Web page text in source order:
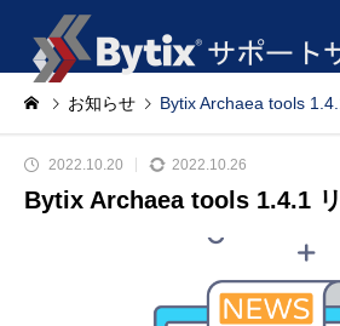
お知らせ Bytix Archaea tools
2022.10.20 2022.10.26
Bytix Archaea tools 1.4.1